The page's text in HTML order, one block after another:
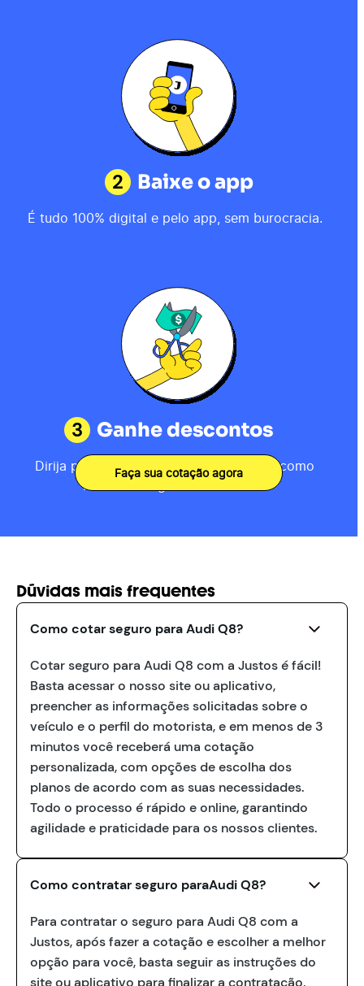
2 Baixe o app
É tudo 100% digital e pelo app, sem burocracia.
3 Ganhe descontos
Dirija por 80km, receba sua pontuação como
motorista e ganhe descontos.
Faça sua cotação agora
Dúvidas mais frequentes
Como cotar seguro para Audi Q8?
Cotar seguro para Audi Q8 com a Justos é fácil!
Basta acessar o nosso site ou aplicativo,
preencher as informações solicitadas sobre o
veículo e o perfil do motorista, e em menos de 3
minutos você receberá uma cotação
personalizada, com opções de escolha dos
planos de acordo com as suas necessidades.
Todo o processo é rápido e online, garantindo
agilidade e praticidade para os nossos clientes.
Como contratar seguro paraAudi Q8?
Para contratar o seguro para Audi Q8 com a
Justos, após fazer a cotação e escolher a melhor
opção para você, basta seguir as instruções do
site ou aplicativo para finalizar a contratação,